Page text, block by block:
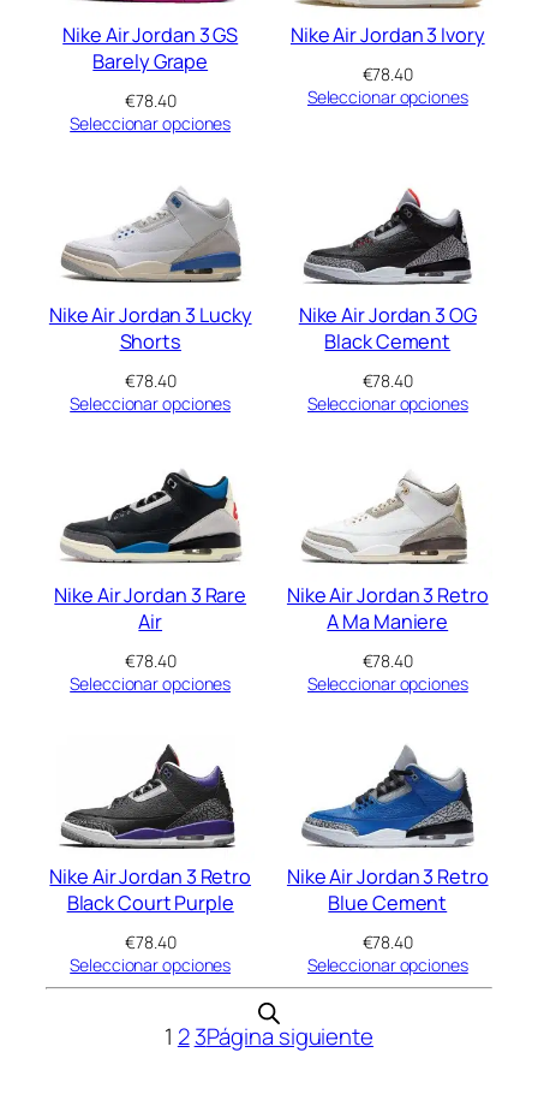
Nike Air Jordan 3 GS
Barely Grape
€78.40
Seleccionar opciones
Nike Air Jordan 3 Ivory
€78.40
Seleccionar opciones
Nike Air Jordan 3 Lucky
Shorts
€78.40
Seleccionar opciones
Nike Air Jordan 3 OG
Black Cement
€78.40
Seleccionar opciones
Nike Air Jordan 3 Rare
Air
€78.40
Seleccionar opciones
Nike Air Jordan 3 Retro
A Ma Maniere
€78.40
Seleccionar opciones
Nike Air Jordan 3 Retro
Black Court Purple
€78.40
Seleccionar opciones
Nike Air Jordan 3 Retro
Blue Cement
€78.40
Seleccionar opciones
1 2 3Página siguiente